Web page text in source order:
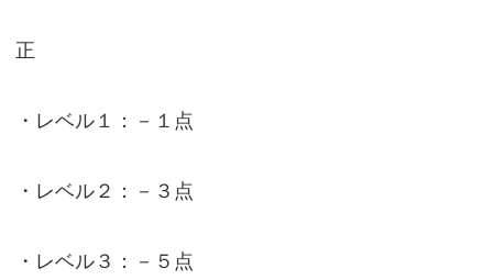
正
・レベル１：－１点
・レベル２：－３点
・レベル３：－５点